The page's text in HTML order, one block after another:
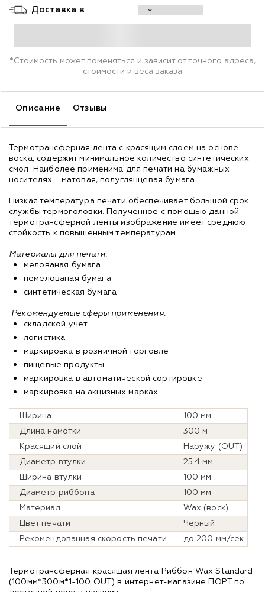
Доставка в
*Стоимость может поменяться и зависит от точного адреса,
стоимости и веса заказа
Описание Отзывы
Термотрансферная лента с красящим слоем на основе
воска, содержит минимальное количество синтетических
смол. Наиболее применима для печати на бумажных
носителях - матовая, полуглянцевая бумага.
Низкая температура печати обеспечивает большой срок
службы термоголовки. Полученное с помощью данной
термотрансферной ленты изображение имеет среднюю
стойкость к повышенным температурам.
Материалы для печати:
мелованая бумага
немелованая бумага
синтетическая бумага
Рекомендуемые сферы применения:
складской учёт ​
логистика
маркировка в розничной торговле ​
пищевые продукты
маркировка в автоматической сортировке
маркировка на акцизных марках
Ширина
100 мм
Длина намотки
300 м
Красящий слой
Наружу (OUT)
Диаметр втулки
25.4 мм
Ширина втулки
100 мм
Диаметр риббона
100 мм
Материал
Wax (воск)
Цвет печати
Чёрный
Рекомендованная скорость печати
до 200 мм/сек
Термотрансферная красящая лента Риббон Wax Standard
(100мм*300м*1-100 OUT) в интернет-магазине ПОРТ по